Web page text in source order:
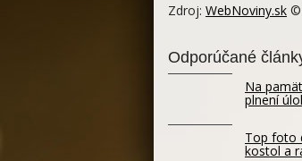
Zdroj: WebNoviny.sk ©
Odporúčané
Na
plnení
Top foto
kostol a